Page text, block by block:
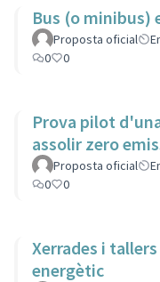
Bus (o minibus)
Proposta oficial
0
0
Prova pilot
assolir zero
Proposta oficial
0
0
Xerrades i
energètic